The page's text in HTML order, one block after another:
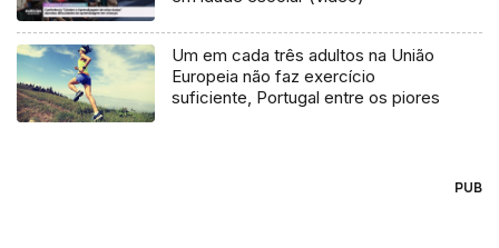
Um em cada três adultos na União
Europeia não faz exercício
suficiente, Portugal entre os piores
PUB